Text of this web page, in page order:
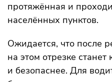
протяжённая и
населённых пунктов.
Ожидается, что после
на этом отрезке
и безопаснее. Для